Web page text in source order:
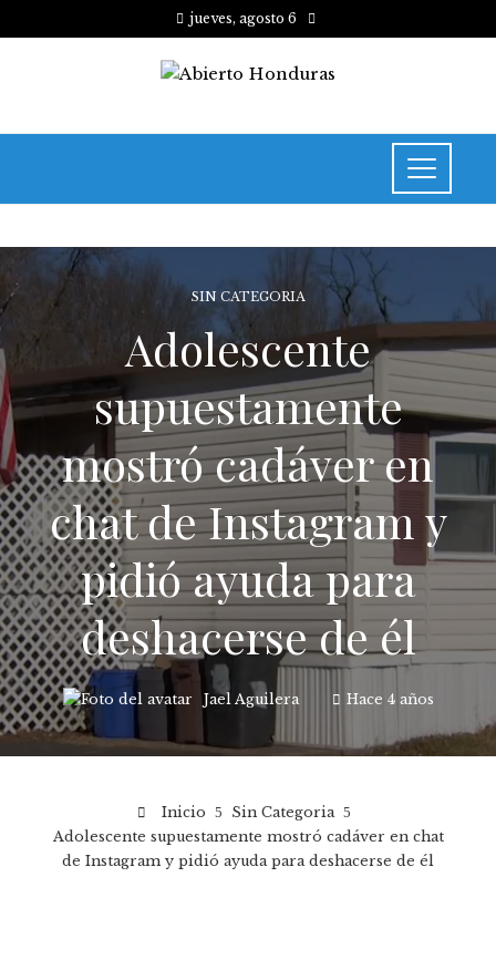
jueves, agosto 6
SIN CATEGORIA
Adolescente
supuestamente
mostró cadáver en
chat de Instagram y
pidió ayuda para
deshacerse de él
Jael Aguilera Hace 4 años
Inicio
Sin Categoria
Adolescente supuestamente mostró cadáver en chat
de Instagram y pidió ayuda para deshacerse de él